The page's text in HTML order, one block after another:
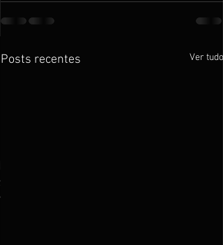
Posts recentes Ver tudo